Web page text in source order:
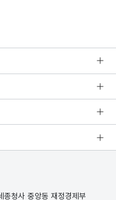
청사 중앙동 재정경제부